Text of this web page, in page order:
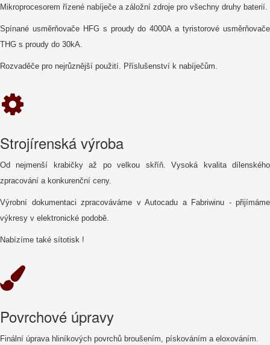
Mikroprocesorem řízené nabíječe a záložní zdroje pro všechny druhy baterií.
Spínané usměrňovače HFG s proudy do 4000Aa tyristorové usměrňovače
THG s proudy do 30kA.
Rozvaděče pro nejrůznější použití. Příslušenství k nabíječům.
Strojírenská výroba
Od nejmenší krabičky až po velkou skříň. Vysoká kvalita dílenského
zpracování a konkurenční ceny.
Výrobní dokumentaci zpracováváme v Autocadu a Fabriwinu - přijímáme
výkresy v elektronické podobě.
Nabízíme také sítotisk !
Povrchové úpravy
Finální úprava hliníkových povrchů broušením, pískováním a eloxováním.